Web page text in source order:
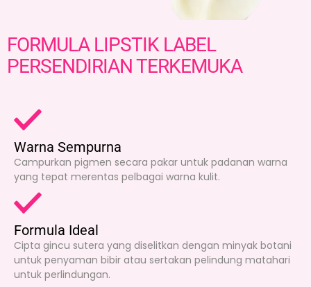
FORMULA LIPSTIK LABEL
PERSENDIRIAN TERKEMUKA
Warna Sempurna
Campurkan pigmen secara pakar untuk padanan warna
yang tepat merentas pelbagai warna kulit.
Formula Ideal
Cipta gincu sutera yang diselitkan dengan minyak botani
untuk penyaman bibir atau sertakan pelindung matahari
untuk perlindungan.